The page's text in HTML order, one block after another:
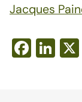
Jacques
F Li